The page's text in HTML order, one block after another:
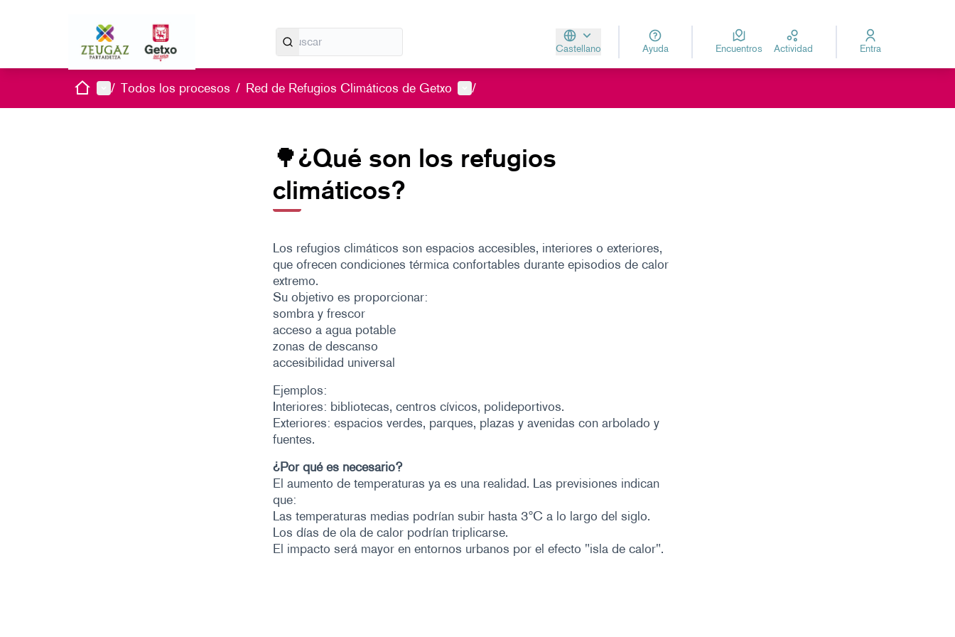
Castellano
Aukeratu hizkuntzaElegir el idioma
Ayuda Encuentros Actividad Entra
InicioMenú principal
/ Todos los procesos / Red de Refugios Climáticos de Getxo Menú de usuario
/
🌳¿Qué son los refugios
climáticos?
Los refugios climáticos son espacios accesibles, interiores o exteriores,
que ofrecen condiciones térmica confortables durante episodios de calor
extremo.
Su objetivo es proporcionar:
sombra y frescor
acceso a agua potable
zonas de descanso
accesibilidad universal
Ejemplos:
Interiores: bibliotecas, centros cívicos, polideportivos.
Exteriores: espacios verdes, parques, plazas y avenidas con arbolado y
fuentes.
¿Por qué es necesario?
El aumento de temperaturas ya es una realidad. Las previsiones indican
que:
Las temperaturas medias podrían subir hasta 3ºC a lo largo del siglo.
Los días de ola de calor podrían triplicarse.
El impacto será mayor en entornos urbanos por el efecto "isla de calor".